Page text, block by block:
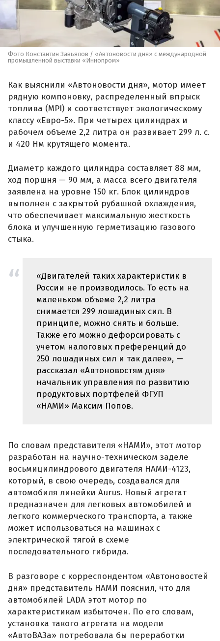
Фото Константин Завьялов / «Автоновости дня» с международной
промышленной выставки «Иннопром»
Как выяснили «Автоновости дня», мотор имеет
рядную компоновку, распределенный впрыск
топлива (MPI) и соответствует экологическому
классу «Евро-5». При четырех цилиндрах и
рабочем объеме 2,2 литра он развивает 299 л. с.
и 420 Нм крутящего момента.
Диаметр каждого цилиндра составляет 88 мм,
ход поршня — 90 мм, а масса всего двигателя
заявлена на уровне 150 кг. Блок цилиндров
выполнен с закрытой рубашкой охлаждения,
что обеспечивает максимальную жесткость
блока и улучшенную герметизацию газового
стыка.
«Двигателей таких характеристик в
России не производилось. То есть на
маленьком объеме 2,2 литра
снимается 299 лошадиных сил. В
принципе, можно снять и больше.
Также его можно дефорсировать с
учетом налоговых преференций до
250 лошадиных сил и так далее», —
рассказал «Автоновостям дня»
начальник управления по развитию
продуктовых портфелей ФГУП
«НАМИ» Максим Попов.
По словам представителя «НАМИ», этот мотор
разработан на научно-техническом заделе
восьмицилиндрового двигателя НАМИ-4123,
который, в свою очередь, создавался для
автомобиля линейки Aurus. Новый агрегат
предназначен для легковых автомобилей и
легкого коммерческого транспорта, а также
может использоваться на машинах с
электрической тягой в схеме
последовательного гибрида.
В разговоре с корреспондентом «Автоновостей
дня» представитель НАМИ пояснил, что для
автомобилей LADA этот мотор по
характеристикам избыточен. По его словам,
установка такого агрегата на модели
«АвтоВАЗа» потребовала бы переработки